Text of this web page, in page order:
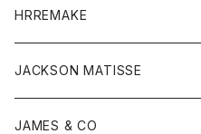
コート
ウォレット
ストール
キッズ
Tシャツ
グッズ
アンダーウェア
トップス
カーディガン
コート
キッズ
Tシャツ
ロンパース
グッズ
靴
トップス
ブラウス
ワンピース
HRREMAKE
バック
キッズ
JACKSON MATISSE
Tシャツ
JAMES & CO